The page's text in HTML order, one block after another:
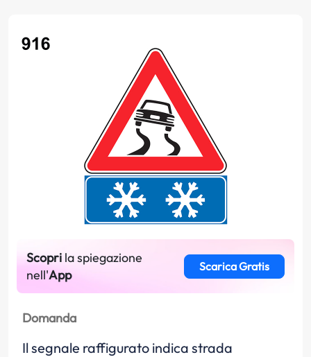
Scopri la spiegazione
nell'App
Scarica Gratis
Domanda
Il segnale raffigurato indica strada